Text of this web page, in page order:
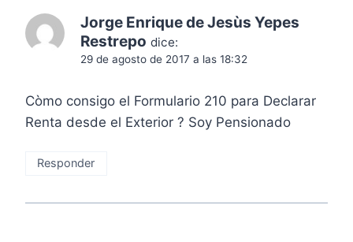
Jorge Enrique de Jesùs Yepes
Restrepo dice:
29 de agosto de 2017 a las 18:32
Còmo consigo el Formulario 210 para Declarar
Renta desde el Exterior ? Soy Pensionado
Responder